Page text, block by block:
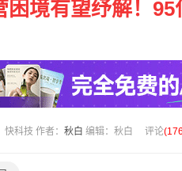
困境有望纾解！
科技 作者： 秋白 编辑：秋白 评论(176